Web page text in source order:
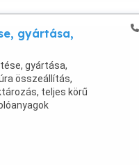
gyártása,
gyártása,
összeállítás,
teljes körű